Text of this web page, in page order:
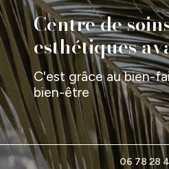
Centre de
esthétiques
C'est grâce au bien-
bien-être
06 78 28